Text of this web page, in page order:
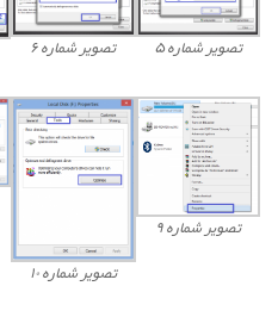
تصویر شماره ۵ تصویر شماره ۶
تصویر شماره ۹
تصویر شماره ۱۰